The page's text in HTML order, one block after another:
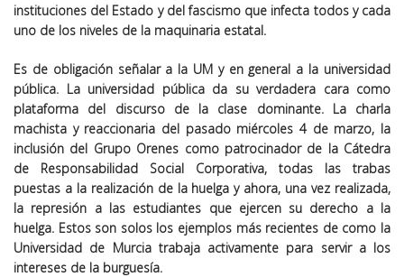
instituciones del Estado y del fascismo que infecta todos y cada
uno de los niveles de la maquinaria estatal.
Es de obligación señalar a la UM y en general a la universidad
pública. La universidad pública da su verdadera cara como
plataforma del discurso de la clase dominante. La charla
machista y reaccionaria del pasado miércoles 4 de marzo, la
inclusión del Grupo Orenes como patrocinador de la Cátedra
de Responsabilidad Social Corporativa, todas las trabas
puestas a la realización de la huelga y ahora, una vez realizada,
la represión a las estudiantes que ejercen su derecho a la
huelga. Estos son solos los ejemplos más recientes de como la
Universidad de Murcia trabaja activamente para servir a los
intereses de la burguesía.